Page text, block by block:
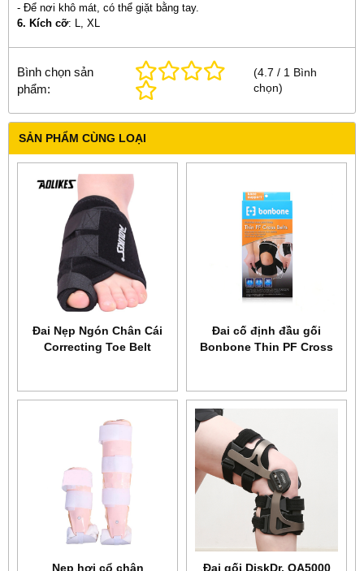
- Để nơi khô mát, có thể giặt bằng tay.
6. Kích cỡ: L, XL
Bình chọn sản
phẩm:
(4.7 / 1 Bình
chọn)
SẢN PHẨM CÙNG LOẠI
Đai Nẹp Ngón Chân Cái
Correcting Toe Belt
Đai cố định đầu gối
Bonbone Thin PF Cross
Nẹp hơi cổ chân Đai gối DiskDr. OA5000